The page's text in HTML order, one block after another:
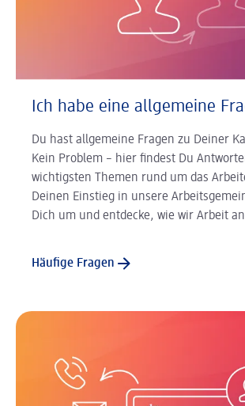
Ich habe eine allgemeine
Du hast allgemeine Fragen zu Deiner
Kein Problem – hier findest Du
wichtigsten Themen rund um das
Deinen Einstieg in unsere
Dich um und entdecke, wie wir Arbeit
Häufige Fragen